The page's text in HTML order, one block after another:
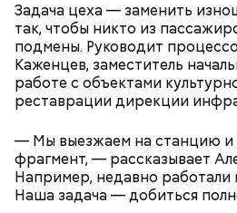
Задача цеха — заменить
так, чтобы никто из
подмены. Руководит
Каженцев, заместитель
работе с объектами
реставрации дирекции
— Мы выезжаем на станцию и
фрагмент, — рассказывает
Например, недавно работали
Наша задача — добиться